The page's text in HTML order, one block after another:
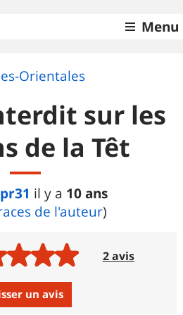
Menu
Orientales
sur les
de la Têt
il y a 10 ans
de l'auteur)
2 avis
un avis